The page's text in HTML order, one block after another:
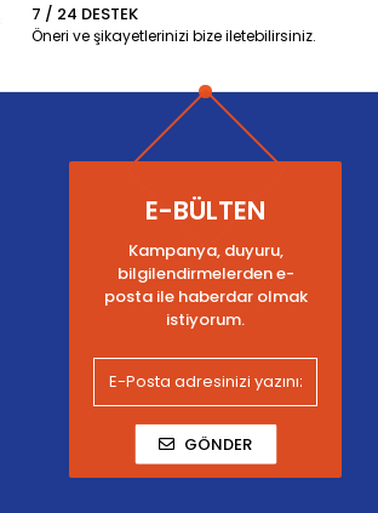
7 / 24 DESTEK
Öneri ve şikayetlerinizi bize iletebilirsiniz.
E-BÜLTEN
Kampanya, duyuru,
bilgilendirmelerden e-
posta ile haberdar olmak
istiyorum.
GÖNDER